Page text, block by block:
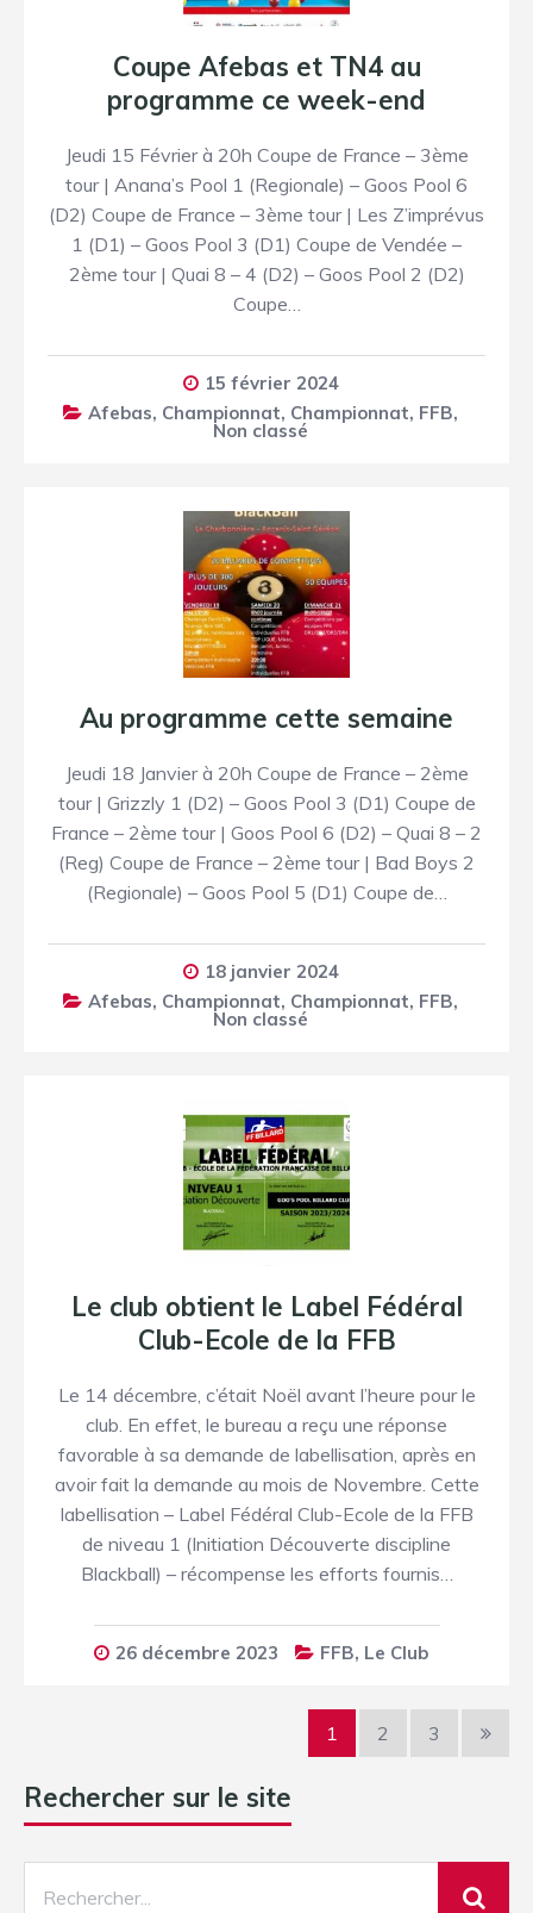
Coupe Afebas et TN4 au
programme ce week-end
Jeudi 15 Février à 20h Coupe de France – 3ème
tour | Anana’s Pool 1 (Regionale) – Goos Pool 6
(D2) Coupe de France – 3ème tour | Les Z’imprévus
1 (D1) – Goos Pool 3 (D1) Coupe de Vendée –
2ème tour | Quai 8 – 4 (D2) – Goos Pool 2 (D2)
Coupe…
15 février 2024
Afebas, Championnat, Championnat, FFB,
Non classé
Au programme cette semaine
Jeudi 18 Janvier à 20h Coupe de France – 2ème
tour | Grizzly 1 (D2) – Goos Pool 3 (D1) Coupe de
France – 2ème tour | Goos Pool 6 (D2) – Quai 8 – 2
(Reg) Coupe de France – 2ème tour | Bad Boys 2
(Regionale) – Goos Pool 5 (D1) Coupe de…
18 janvier 2024
Afebas, Championnat, Championnat, FFB,
Non classé
Le club obtient le Label Fédéral
Club-Ecole de la FFB
Le 14 décembre, c’était Noël avant l’heure pour le
club. En effet, le bureau a reçu une réponse
favorable à sa demande de labellisation, après en
avoir fait la demande au mois de Novembre. Cette
labellisation – Label Fédéral Club-Ecole de la FFB
de niveau 1 (Initiation Découverte discipline
Blackball) – récompense les efforts fournis…
26 décembre 2023 FFB, Le Club
1 2 3
Rechercher sur le site